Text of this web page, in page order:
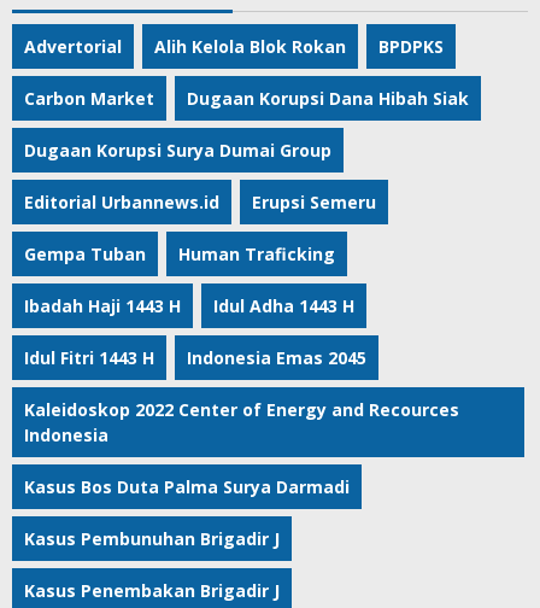
Advertorial Alih Kelola Blok Rokan BPDPKS
Carbon Market Dugaan Korupsi Dana Hibah Siak
Dugaan Korupsi Surya Dumai Group
Editorial Urbannews.id Erupsi Semeru
Gempa Tuban Human Traficking
Ibadah Haji 1443 H Idul Adha 1443 H
Idul Fitri 1443 H Indonesia Emas 2045
Kaleidoskop 2022 Center of Energy and Recources
Indonesia
Kasus Bos Duta Palma Surya Darmadi
Kasus Pembunuhan Brigadir J
Kasus Penembakan Brigadir J